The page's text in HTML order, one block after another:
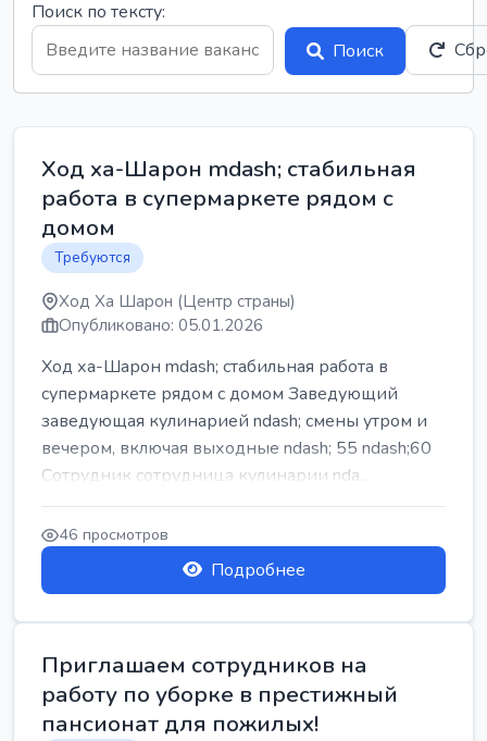
Поиск по тексту:
Поиск
Ход ха-Шарон mdash; стабильная
работа в супермаркете рядом с
домом
Требуются
Ход Ха Шарон (Центр страны)
Опубликовано: 05.01.2026
Ход ха-Шарон mdash; стабильная работа в
супермаркете рядом с домом Заведующий
заведующая кулинарией ndash; смены утром и
вечером, включая выходные ndash; 55 ndash;60
Сотрудник сотрудница кулинарии nda...
46 просмотров
Подробнее
Приглашаем сотрудников на
работу по уборке в престижный
пансионат для пожилых!